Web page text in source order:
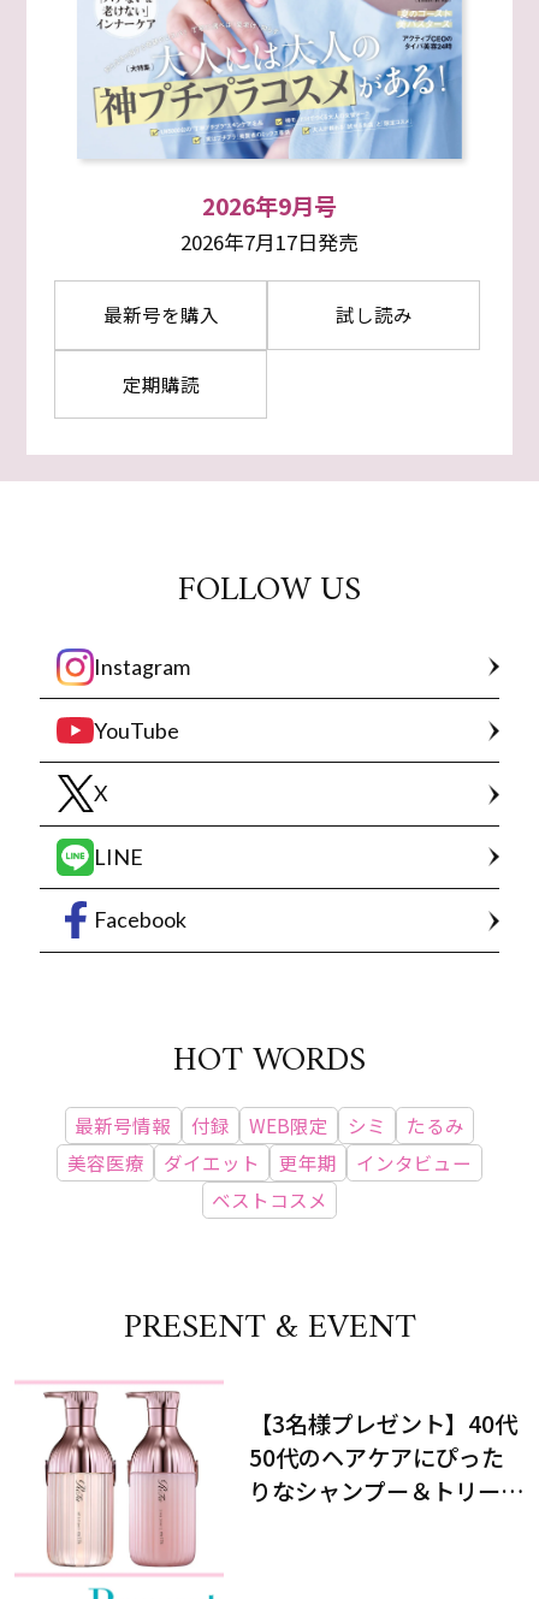
2026年9月号
2026年7月17日発売
最新号を購入 試し読み
定期購読
FOLLOW US
Instagram
YouTube
X
LINE
Facebook
HOT WORDS
最新号情報 付録 WEB限定 シミ
たるみ
美容医療
ダイエット 更年期
インタビュー
ベストコスメ
PRESENT & EVENT
【3名様プレゼント】40代
50代のヘアケアにぴった
りなシャンプー＆トリート